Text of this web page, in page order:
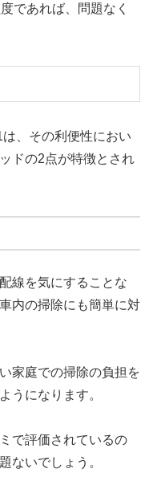
であれば、問題なく
、その利便性におい
ドの2点が特徴とされ
線を気にすることな
内の掃除にも簡単に対
家庭での掃除の負担を
うになります。
で評価されているの
ないでしょう。